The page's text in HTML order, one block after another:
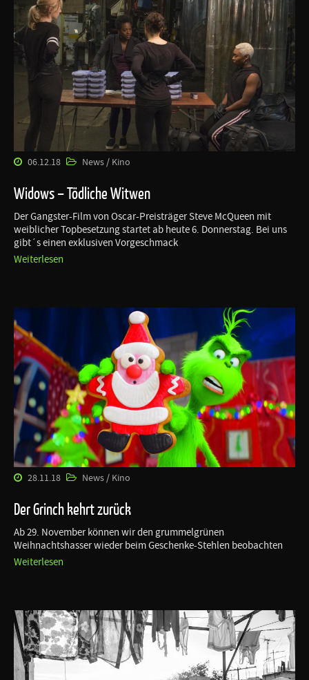
06.12.18 News / Kino
Widows – Tödliche Witwen
Der Gangster-Film von Oscar-Preisträger Steve McQueen mit
weiblicher Topbesetzung startet ab heute 6. Donnerstag. Bei uns
gibt´s einen exklusiven Vorgeschmack
Weiterlesen
28.11.18 News / Kino
Der Grinch kehrt zurück
Ab 29. November können wir den grummelgrünen
Weihnachtshasser wieder beim Geschenke-Stehlen beobachten
Weiterlesen